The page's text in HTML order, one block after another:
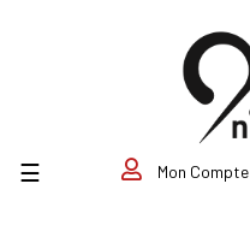
Basculer la navigation
☰ Mon Compte